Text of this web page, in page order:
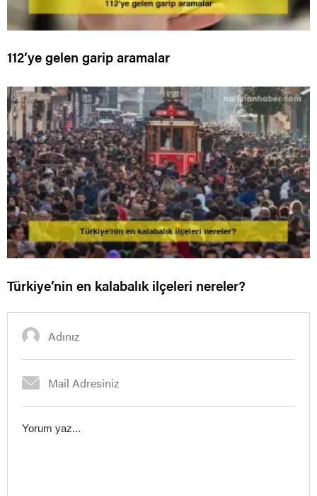
112’ye gelen garip aramalar
Türkiye’nin en kalabalık ilçeleri nereler?